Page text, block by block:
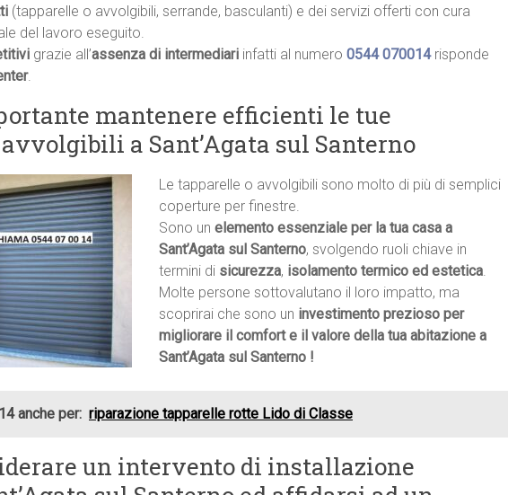
(tapparelle o avvolgibili, serrande, basculanti) e dei servizi offerti con cura
del lavoro eseguito.
grazie all’assenza di intermediari infatti al numero 0544 070014 risponde
.
mantenere efficienti le tue
a Sant’Agata sul Santerno
Le tapparelle o avvolgibili sono molto di più di semplici
coperture per finestre.
Sono un elemento essenziale per la tua casa a
Sant’Agata sul Santerno, svolgendo ruoli chiave in
termini di sicurezza, isolamento termico ed estetica.
Molte persone sottovalutano il loro impatto, ma
scoprirai che sono un investimento prezioso per
migliorare il comfort e il valore della tua abitazione a
Sant’Agata sul Santerno !
anche per: riparazione tapparelle rotte Lido di Classe
un intervento di installazione